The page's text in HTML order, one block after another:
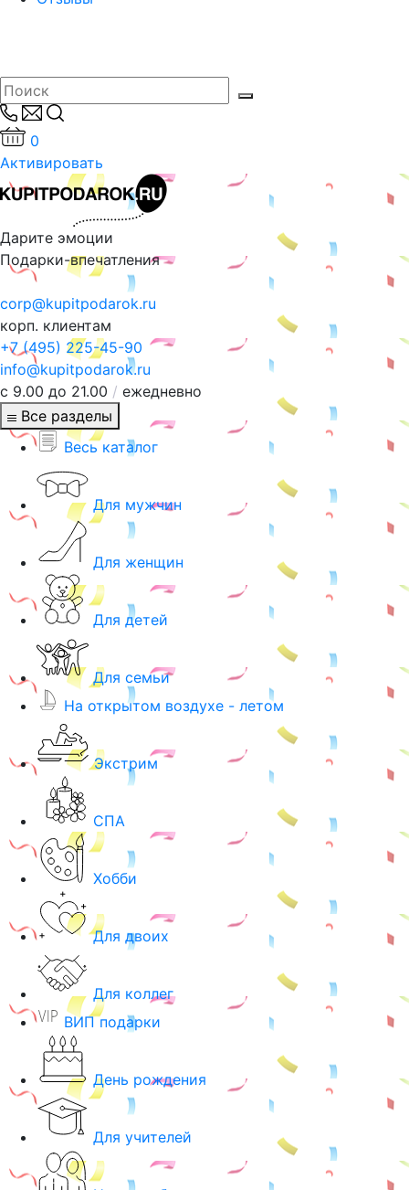
0
Активировать
Дарите эмоции
Подарки-впечатления
corp@kupitpodarok.ru
корп. клиентам
+7 (495) 225-45-90
info@kupitpodarok.ru
с 9.00 до 21.00 / ежедневно
Все разделы
Весь каталог
Для мужчин
Для женщин
Для детей
Для семьи
На открытом воздухе - летом
Экстрим
СПА
Хобби
Для двоих
Для коллег
ВИП подарки
День рождения
Для учителей